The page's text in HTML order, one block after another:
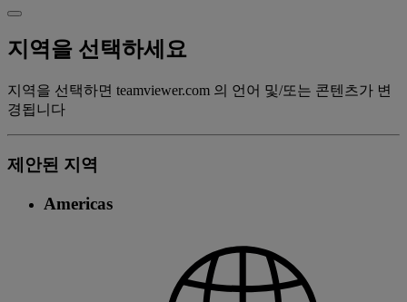
지역을 선택하세요
지역을 선택하면 teamviewer.com 의 언어 및/또는 콘텐츠가 변
경됩니다
제안된 지역
Americas